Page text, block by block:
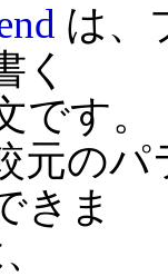
は、
く
です。
元の
きま